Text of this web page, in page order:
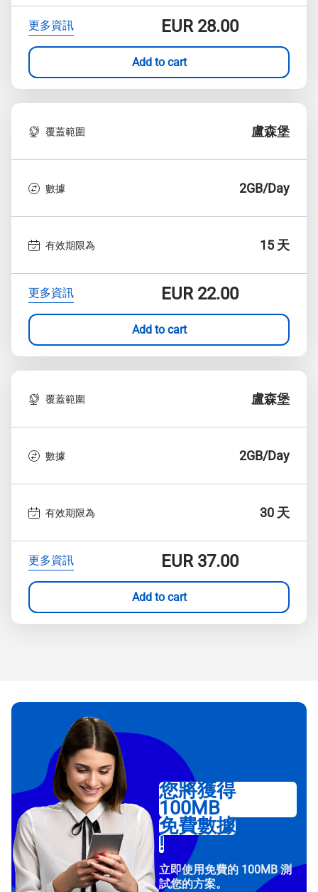
更多資訊 EUR28.00
Add to cart
覆蓋範圍 盧森堡
數據 2GB/Day
有效期限為 15 天
更多資訊 EUR22.00
Add to cart
覆蓋範圍 盧森堡
數據 2GB/Day
有效期限為 30 天
更多資訊 EUR37.00
Add to cart
您將獲得
100MB
免費數據
!
立即使用免費的 100MB 測
試您的方案。